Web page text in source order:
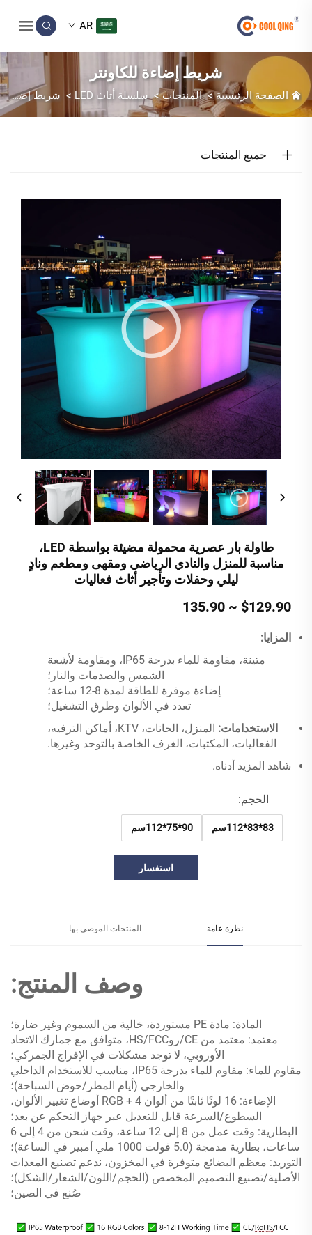
AR
شريط إضاءة للكاونتر
الصفحة الرئيسية>المنتجات>سلسلة أثاث LED > شريط إضاءة للكاونتر
جميع المنتجات
طاولة بار عصرية محمولة مضيئة بواسطة LED،
مناسبة للمنزل والنادي الرياضي ومقهى ومطعم ونادٍ
ليلي وحفلات وتأجير أثاث فعاليات
$129.90 ~ 135.90
المزايا:
متينة، مقاومة للماء بدرجة IP65، ومقاومة لأشعة
الشمس والصدمات والنار؛
إضاءة موفرة للطاقة لمدة 8-12 ساعة؛
تعدد في الألوان وطرق التشغيل؛
الاستخدامات:
المنزل، الحانات، KTV، أماكن الترفيه،
الفعاليات، المكتبات، الغرف الخاصة بالتوحد وغيرها.
شاهد المزيد أدناه.
الحجم:
83*83*112سم 90*75*112سم
استفسار
نظرة عامة المنتجات الموصى بها
وصف المنتج:
المادة: مادة PE مستوردة، خالية من السموم وغير ضارة؛
معتمد: معتمد من CE/روHS/FCC، متوافق مع جمارك الاتحاد
الأوروبي، لا توجد مشكلات في الإفراج الجمركي؛
مقاوم للماء: مقاوم للماء بدرجة IP65، مناسب للاستخدام الداخلي
والخارجي (أيام المطر/حوض السباحة)؛
الإضاءة: 16 لونًا ثابتًا من ألوان RGB + 4 أوضاع تغيير الألوان،
السطوع/السرعة قابل للتعديل عبر جهاز التحكم عن بعد؛
البطارية: وقت عمل من 8 إلى 12 ساعة، وقت شحن من 4 إلى 6
ساعات، بطارية مدمجة (5.0 فولت 1000 ملي أمبير في الساعة)؛
التوريد: معظم البضائع متوفرة في المخزون، ندعم تصنيع المعدات
الأصلية/تصنيع التصميم المخصص (الحجم/اللون/الشعار/الشكل)؛
صُنع في الصين؛